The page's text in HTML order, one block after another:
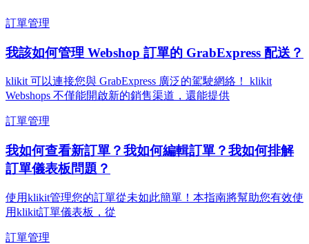
訂單管理
我該如何管理 Webshop 訂單的 GrabExpress 配送？
klikit 可以連接您與 GrabExpress 廣泛的駕駛網絡！ klikit
Webshops 不僅能開啟新的銷售渠道，還能提供
訂單管理
我如何查看新訂單？我如何編輯訂單？我如何排解
訂單儀表板問題？
使用klikit管理您的訂單從未如此簡單！本指南將幫助您有效使
用klikit訂單儀表板，從
訂單管理